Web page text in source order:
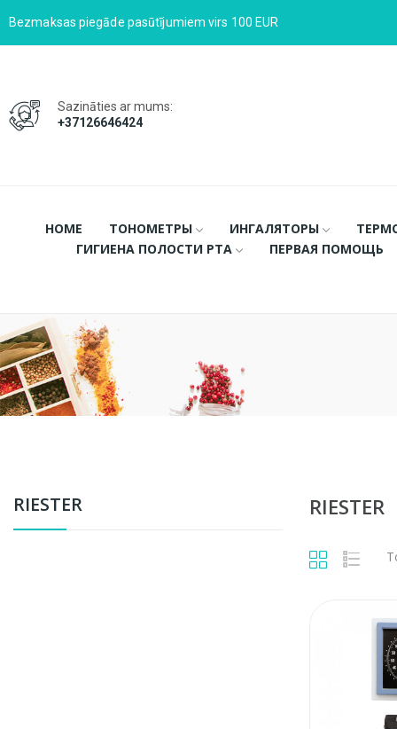
Bezmaksas piegāde pasūtījumiem virs 100 EUR
Sazināties ar mums:
+37126646424
HOME ТОНОМЕТРЫ ИНГАЛЯТОРЫ
ГИГИЕНА ПОЛОСТИ РТА
ПЕРВАЯ ПОМОЩЬ
RIESTER RIESTER